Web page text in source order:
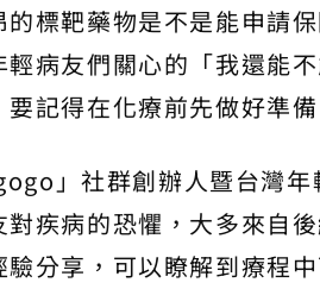
的標靶藥物是不是能申請
輕病友們關心的「我還能
記得在化療前先做好準
」社群創辦人暨台灣
疾病的恐懼，大多來自
驗分享，可以瞭解到療程